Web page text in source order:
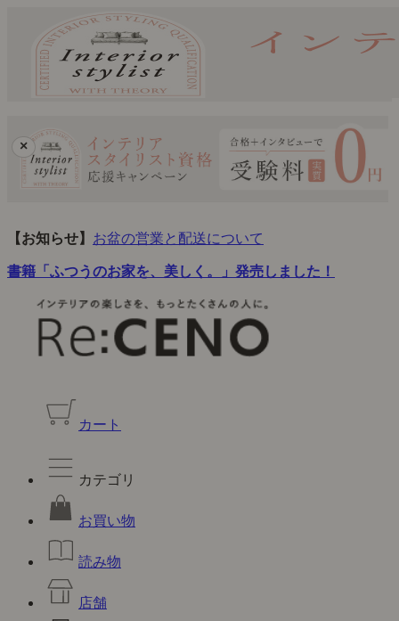
×
【お知らせ】 お盆の営業と配送について
書籍「ふつうのお家を、美しく。」発売しました！
カート
カテゴリ
お買い物
読み物
店舗